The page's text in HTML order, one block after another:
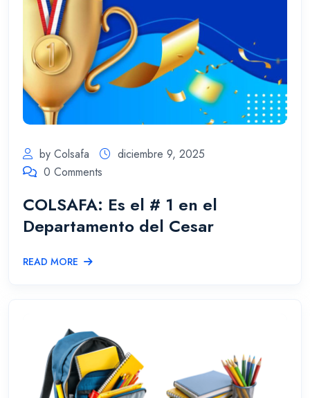
by Colsafa
diciembre 9, 2025
0 Comments
COLSAFA: Es el # 1 en el
Departamento del Cesar
READ MORE